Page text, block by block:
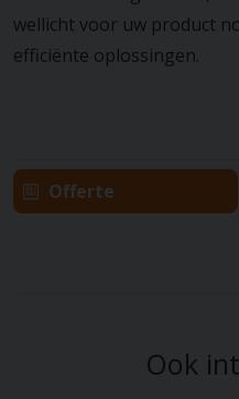
wellicht voor uw product
efficiënte oplossingen.
Offerte
Ook